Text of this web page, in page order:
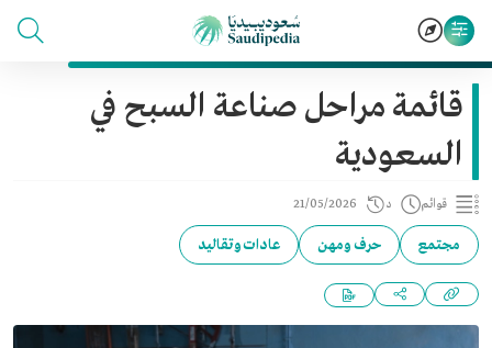
قائمة مراحل صناعة السبح في
السعودية
قوائم د 21/05/2026
مجتمع حرف ومهن عادات وتقاليد